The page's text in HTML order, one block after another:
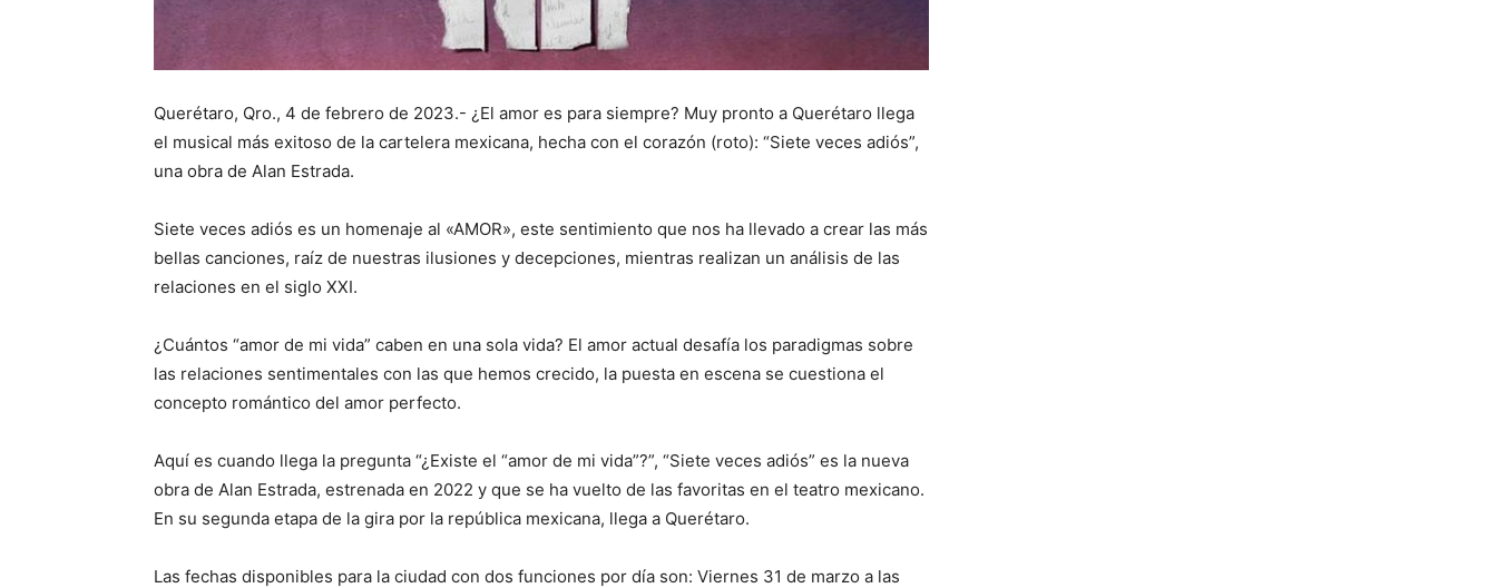
Querétaro, Qro., 4 de febrero de 2023.- ¿El amor es para siempre? Muy pronto a Querétaro llega
el musical más exitoso de la cartelera mexicana, hecha con el corazón (roto): “Siete veces adiós”,
una obra de Alan Estrada.
Siete veces adiós es un homenaje al «AMOR», este sentimiento que nos ha llevado a crear las más
bellas canciones, raíz de nuestras ilusiones y decepciones, mientras realizan un análisis de las
relaciones en el siglo XXI.
¿Cuántos “amor de mi vida” caben en una sola vida? El amor actual desafía los paradigmas sobre
las relaciones sentimentales con las que hemos crecido, la puesta en escena se cuestiona el
concepto romántico del amor perfecto.
Aquí es cuando llega la pregunta “¿Existe el “amor de mi vida”?”, “Siete veces adiós” es la nueva
obra de Alan Estrada, estrenada en 2022 y que se ha vuelto de las favoritas en el teatro mexicano.
En su segunda etapa de la gira por la república mexicana, llega a Querétaro.
Las fechas disponibles para la ciudad con dos funciones por día son: Viernes 31 de marzo a las